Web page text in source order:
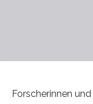
Forscherinnen